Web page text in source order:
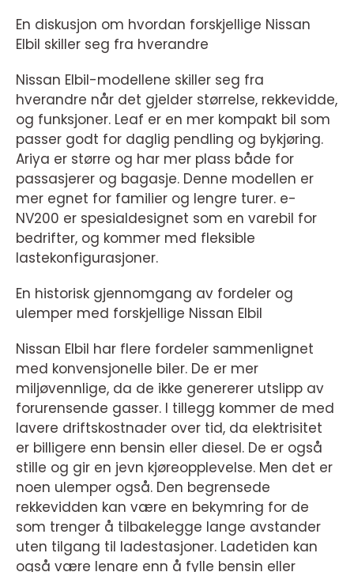
En diskusjon om hvordan forskjellige Nissan
Elbil skiller seg fra hverandre
Nissan Elbil-modellene skiller seg fra
hverandre når det gjelder størrelse, rekkevidde,
og funksjoner. Leaf er en mer kompakt bil som
passer godt for daglig pendling og bykjøring.
Ariya er større og har mer plass både for
passasjerer og bagasje. Denne modellen er
mer egnet for familier og lengre turer. e-
NV200 er spesialdesignet som en varebil for
bedrifter, og kommer med fleksible
lastekonfigurasjoner.
En historisk gjennomgang av fordeler og
ulemper med forskjellige Nissan Elbil
Nissan Elbil har flere fordeler sammenlignet
med konvensjonelle biler. De er mer
miljøvennlige, da de ikke genererer utslipp av
forurensende gasser. I tillegg kommer de med
lavere driftskostnader over tid, da elektrisitet
er billigere enn bensin eller diesel. De er også
stille og gir en jevn kjøreopplevelse. Men det er
noen ulemper også. Den begrensede
rekkevidden kan være en bekymring for de
som trenger å tilbakelegge lange avstander
uten tilgang til ladestasjoner. Ladetiden kan
også være lengre enn å fylle bensin eller